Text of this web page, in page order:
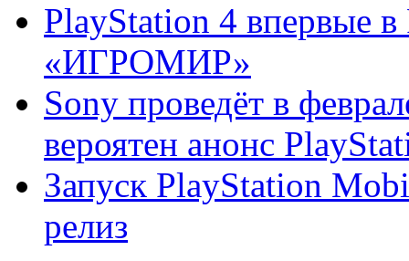
PlayStation 4 впервые в
«ИГРОМИР»
Sony проведёт в
вероятен анонс
Запуск PlayStation
релиз